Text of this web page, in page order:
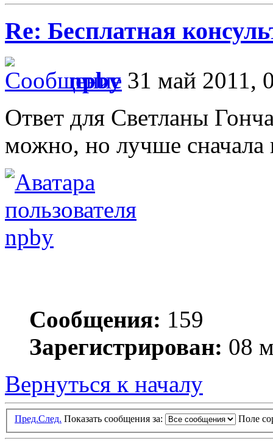
Re: Бесплатная
npby 31 май 2011,
Ответ для Светланы
можно, но лучше сначала
npby
Сообщения: 159
Зарегистрирован: 08
Вернуться к началу
Пред.След. Показать сообщения за: Поле